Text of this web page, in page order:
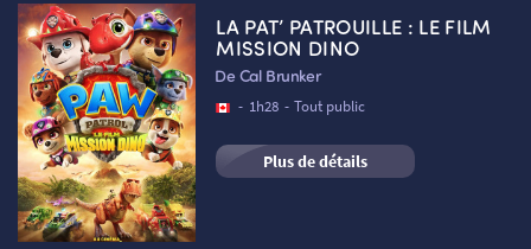
RETOUR
RETOUR
Séance du06/08/2026à 16:15 VO
Cinéma Le Chantecler – Ugine :Salle n°2
Réserver une place
LA PAT’ PATROUILLE : LE FILM
MISSION DINO
De Cal Brunker
- 1h28 - Tout public
Plus de détails